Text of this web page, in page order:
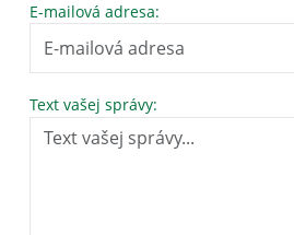
E-mailová adresa:
Text vašej správy: